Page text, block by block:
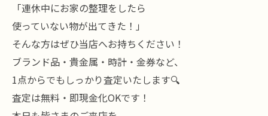
「連休中にお家の整理をしたら
使っていない物が出てきた！」
そんな方はぜひ当店へお持ちください！
ブランド品・貴金属・時計・金券など、
1点からでもしっかり査定いたします🔍
査定は無料・即現金化OKです！